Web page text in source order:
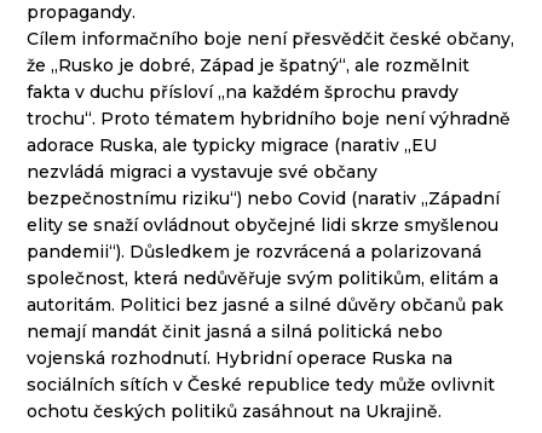
propagandy.
Cílem informačního boje není přesvědčit české občany,
že „Rusko je dobré, Západ je špatný“, ale rozmělnit
fakta v duchu přísloví „na každém šprochu pravdy
trochu“. Proto tématem hybridního boje není výhradně
adorace Ruska, ale typicky migrace (narativ „EU
nezvládá migraci a vystavuje své občany
bezpečnostnímu riziku“) nebo Covid (narativ „Západní
elity se snaží ovládnout obyčejné lidi skrze smyšlenou
pandemii“). Důsledkem je rozvrácená a polarizovaná
společnost, která nedůvěřuje svým politikům, elitám a
autoritám. Politici bez jasné a silné důvěry občanů pak
nemají mandát činit jasná a silná politická nebo
vojenská rozhodnutí. Hybridní operace Ruska na
sociálních sítích v České republice tedy může ovlivnit
ochotu českých politiků zasáhnout na Ukrajině.